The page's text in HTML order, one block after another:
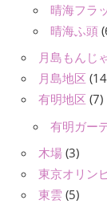
晴海フラ
晴海ふ頭
月島もんじ
月島地区
有明地区 (7)
有明ガー
木場 (3)
東京オリン
東雲 (5)